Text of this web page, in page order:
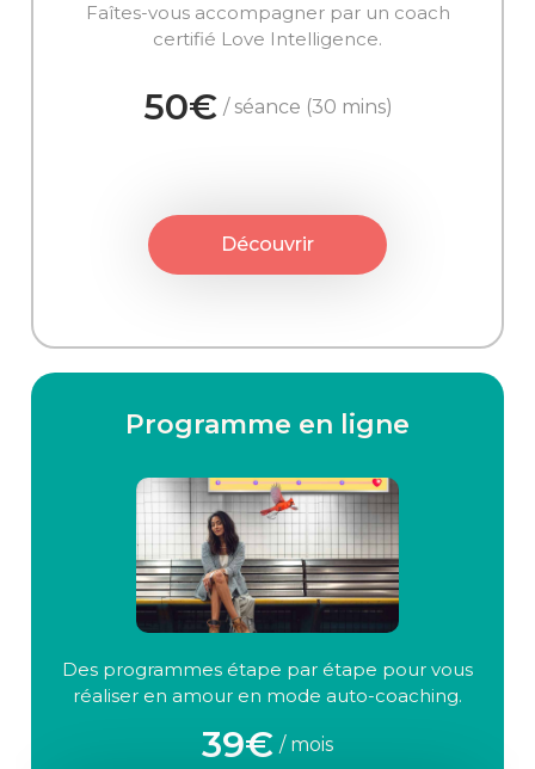
Faîtes-vous accompagner par un coach
certifié Love Intelligence.
50€ / séance (30 mins)
Découvrir
Programme en ligne
Des programmes étape par étape pour vous
réaliser en amour en mode auto-coaching.
39€ / mois